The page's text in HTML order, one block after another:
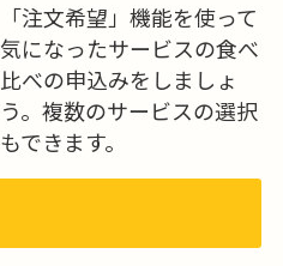
「注文希望」機能を使って
気になったサービスの食べ
比べの申込みをしましょ
う。複数のサービスの選択
もできます。